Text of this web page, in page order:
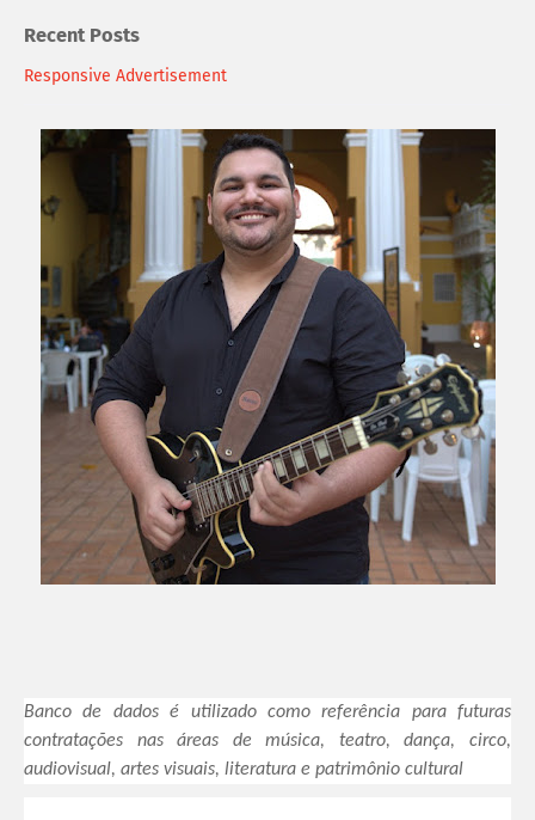
Recent Posts
Responsive Advertisement
Banco de dados é utilizado como referência para futuras
contratações nas áreas de música, teatro, dança, circo,
audiovisual, artes visuais, literatura e patrimônio cultural